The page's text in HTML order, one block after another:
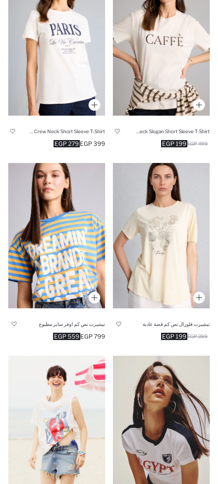
199 EGP 499 EGP
279 EGP 399 EGP
تيشيرت فلورال نص كم قصة عادية
199 EGP 399 EGP
تيشيرت نص كم اوفر سايز مطبوع
559 EGP 799 EGP